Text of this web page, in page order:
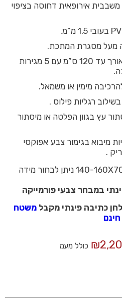
משבבית אירופאית דחוסה בציפוי
שלוחה בעומק 50 ס”מ ובאורך עד 120 ס”מ עם 5 מגירות
מימין או משמאל.
רגליות פילוס .
עץ בגוון הפלטה או מיסתור
מיבוא בגימור צבע אפוקסי
.
מידה סטנדרטית של השולחן 140-160X70 ניתן לבחור מידה
במבחר צבעי פורמייקה
כתיבה פינתי מקבל משטח
₪ המחיר
כולל מעמ